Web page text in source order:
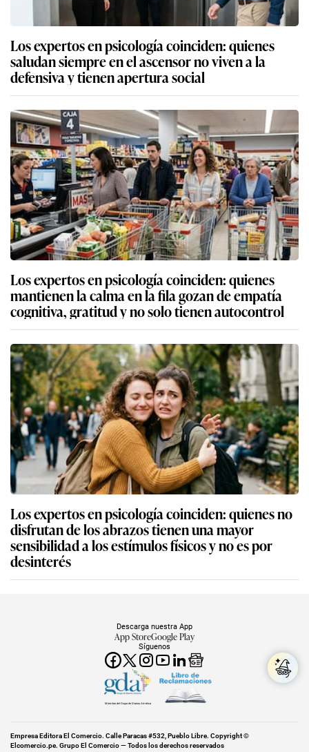
Los expertos en psicología coinciden: quienes
saludan siempre en el ascensor no viven a la
defensiva y tienen apertura social
Los expertos en psicología coinciden: quienes
mantienen la calma en la fila gozan de empatía
cognitiva, gratitud y no solo tienen autocontrol
Los expertos en psicología coinciden: quienes no
disfrutan de los abrazos tienen una mayor
sensibilidad a los estímulos físicos y no es por
desinterés
Síguenos
Descarga nuestra App
App StoreGoogle Play
Miembro del Grupo de Diarios América
Empresa Editora El Comercio. Calle Paracas #532, Pueblo Libre. Copyright ©
Elcomercio.pe. Grupo El Comercio — Todos los derechos reservados